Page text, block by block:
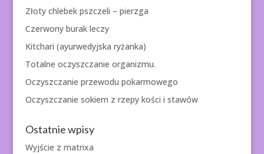
Złoty chlebek pszczeli – pierzga
Czerwony burak leczy
Kitchari (ayurwedyjska ryżanka)
Totalne oczyszczanie organizmu.
Oczyszczanie przewodu pokarmowego
Oczyszczanie sokiem z rzepy kości i stawów
Ostatnie wpisy
Wyjście z matrixa